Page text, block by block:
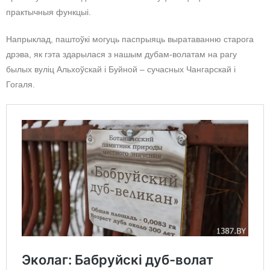
практычныя функцыі.
Напрыклад, паштоўкі могуць паспрыяць выратаванню старога
дрэва, як гэта здарылася з нашым дубам-волатам на рагу
былых вуліц Альхоўскай і Буйной – сучасных Чангарскай і
Гогаля.